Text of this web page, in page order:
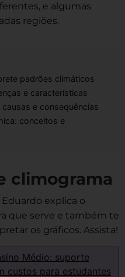
e algumas
regiões.
padrões climáticos
e características
e consequências
conceitos e
climograma
explica o
que serve e também te
os gráficos. Assista!
Médio: suporte
custos para estudantes